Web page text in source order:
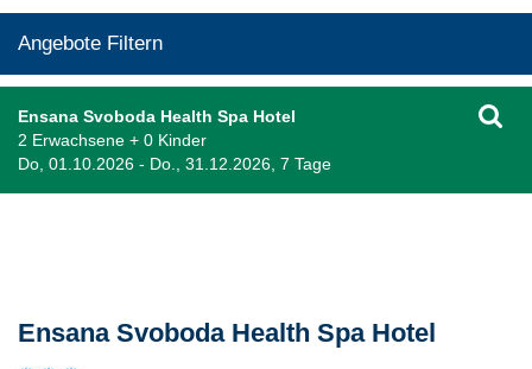
Angebote Filtern
Ensana Svoboda Health Spa Hotel
2 Erwachsene + 0 Kinder
Do, 01.10.2026 - Do., 31.12.2026, 7 Tage
Ensana Svoboda Health Spa Hotel